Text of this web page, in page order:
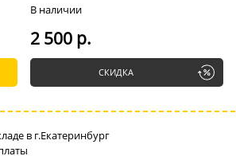
В наличии
2 500 р.
СКИДКА
в г.Екатеринбург